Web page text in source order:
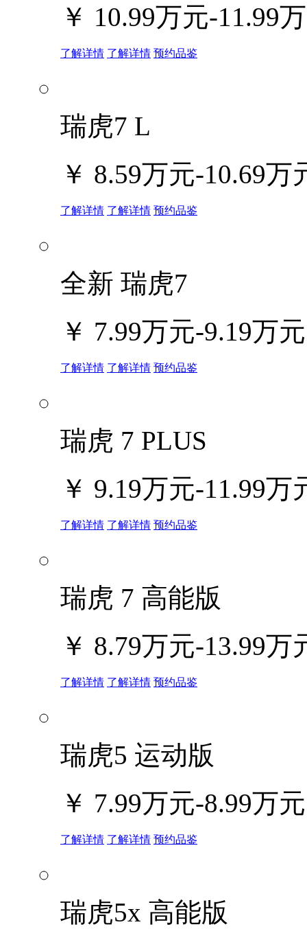
￥ 10.99万元-11.99
了解详情 了解详情 预约品鉴
瑞虎7 L
￥ 8.59万元-10.69万
了解详情 了解详情 预约品鉴
全新 瑞虎7
￥ 7.99万元-9.19万元
了解详情 了解详情 预约品鉴
瑞虎 7 PLUS
￥ 9.19万元-11.99万
了解详情 了解详情 预约品鉴
瑞虎 7 高能版
￥ 8.79万元-13.99万
了解详情 了解详情 预约品鉴
瑞虎5 运动版
￥ 7.99万元-8.99万元
了解详情 了解详情 预约品鉴
瑞虎5x 高能版